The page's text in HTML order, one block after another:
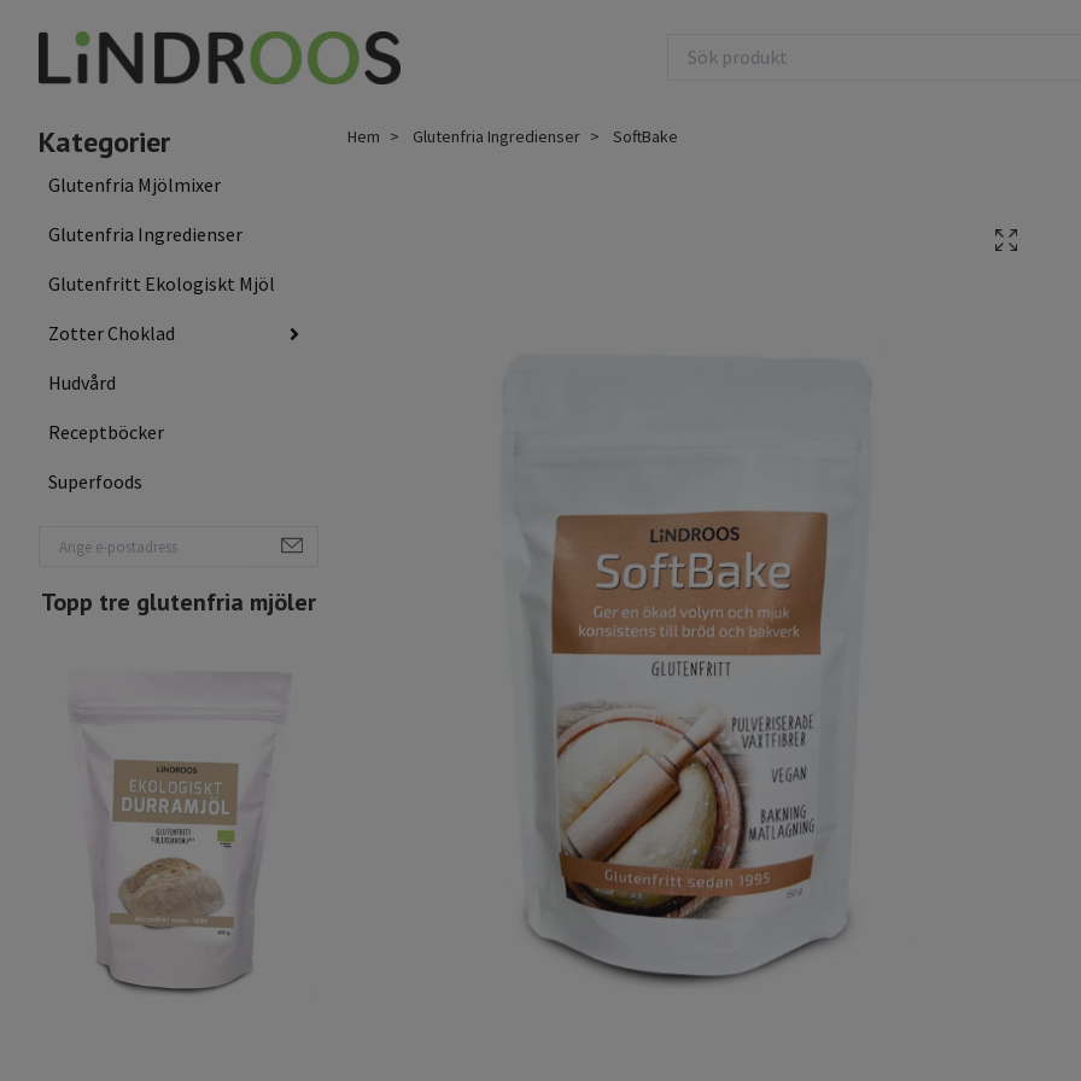
Kategorier
Glutenfria Mjölmixer
Glutenfria Ingredienser
Glutenfritt Ekologiskt Mjöl
Zotter Choklad
Hudvård
Receptböcker
Superfoods
Topp tre glutenfria mjöler
Hem Glutenfria Ingredienser SoftBake